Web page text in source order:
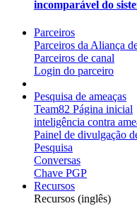
incomparável do
Parceiros
Parceiros da Aliança
Parceiros de canal
Login do parceiro
Pesquisa de ameaças
Team82 Página inicial
inteligência contra
Painel de divulgação
Pesquisa
Conversas
Chave PGP
Recursos
Recursos (inglês)